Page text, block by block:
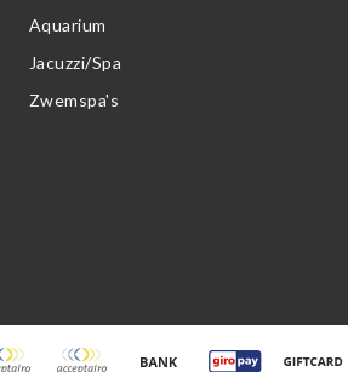
Aquarium
Jacuzzi/Spa
Zwemspa's